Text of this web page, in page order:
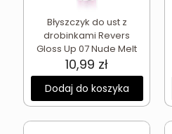
Błyszczyk do ust z
drobinkami Revers
Gloss Up 07 Nude Melt
10,99 zł
Dodaj do koszyka